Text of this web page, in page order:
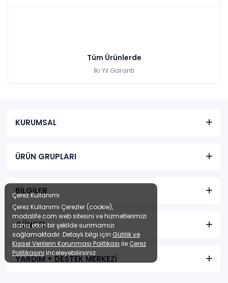
Tüm Ürünlerde
İki Yıl Garanti
KURUMSAL
ÜRÜN GRUPLARI
BİLGİLER
GÜNCEL
YARDIM + DESTEK MERKEZİ
Çerez Kullanımı
Çerez Kullanımı Çerezler (cookie),
modalife.com web sitesini ve hizmetlerimizi
daha etkin bir şekilde sunmamızı
sağlamaktadır. Detaylı bilgi için Gizlilik ve
Kişisel Verilerin Korunması Politikası ile Çerez
Politikasını inceleyebilirsiniz.